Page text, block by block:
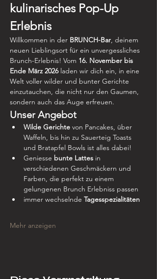
kulinarisches Pop-Up
Erlebnis
Willkommen in der BRUNCH-Bar, deinem
neuen Lieblingsort für ein unvergessliches
Brunch-Erlebnis! Vom 16. November bis
Ende März 2026 laden wir dich ein, in eine
Welt voller wilder und bunter Gerichte
einzutauchen, die nicht nur den Gaumen,
sondern auch das Auge erfreuen.
Unser Angebot
Wilde Gerichte von Pancakes, über
Waffeln, bis hin zu Sauerteig Toasts
und Bratapfel Bowls ist alles dabei!
Geniesse bunte Lattes in
verschiedenen Geschmäckern und
Farben, die perfekt zu einem
gelungenen Brunch Erlebniss passen
immer wechselnde Tagesspezialitäten
Mehr anzeigen